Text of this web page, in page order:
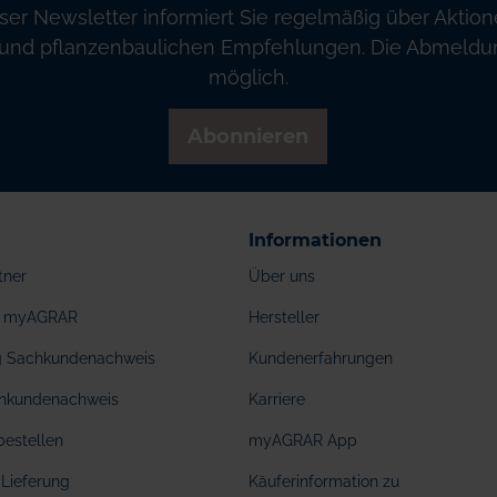
Newsletter informiert Sie regelmäßig über
pflanzenbaulichen Empfehlungen. Die
möglich.
Sachkundenachweis
Informationen
Über uns
Hersteller
Kundenerfahrungen
Karriere
myAGRAR App
Käuferinformation zu